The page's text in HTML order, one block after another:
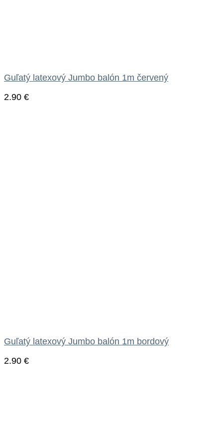
Guľatý latexový Jumbo balón 1m červený
2.90 €
Guľatý latexový Jumbo balón 1m bordový
2.90 €